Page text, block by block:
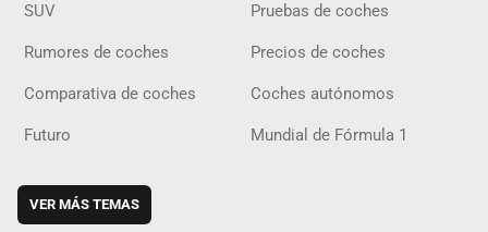
SUV Pruebas de coches
Rumores de coches Precios de coches
Comparativa de coches Coches autónomos
Futuro Mundial de Fórmula 1
VER MÁS TEMAS